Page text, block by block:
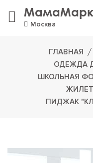
Москва
ГЛАВНАЯ
ОДЕЖДА
ШКОЛЬНАЯ
ПИДЖАК